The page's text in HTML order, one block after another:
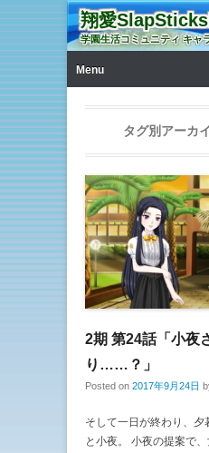
翔愛
学園生活コミュニティ キ
Menu
タグ別アーカ
2期 第24話「小夜
り……？」
Posted on 2017年9月24日
そして一日が終わり、夕
と小夜。 小夜の提案で